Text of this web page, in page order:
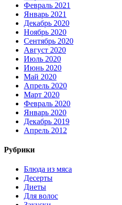
Февраль 2021
Январь 2021
Декабрь 2020
Ноябрь 2020
Сентябрь 2020
Август 2020
Июль 2020
Июнь 2020
Май 2020
Апрель 2020
Март 2020
Февраль 2020
Январь 2020
Декабрь 2019
Апрель 2012
Рубрики
Блюда из мяса
Десерты
Диеты
Для волос